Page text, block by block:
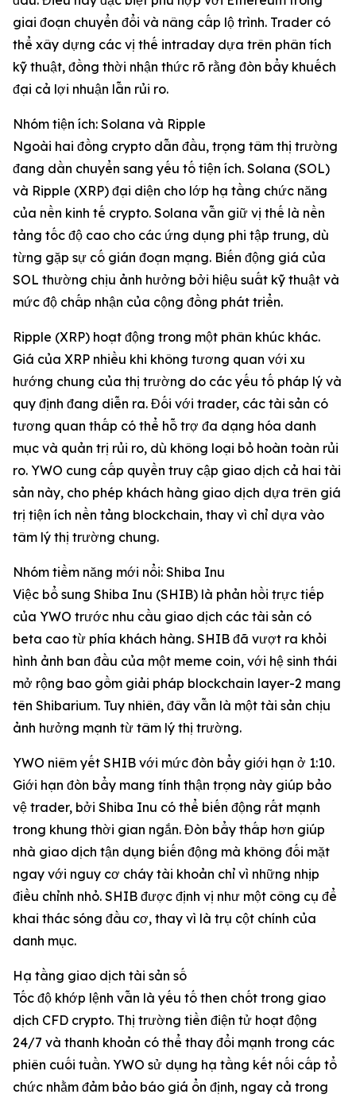
giai đoạn chuyển đổi và nâng cấp lộ trình. Trader có
thể xây dựng các vị thế intraday dựa trên phân tích
kỹ thuật, đồng thời nhận thức rõ rằng đòn bẩy khuếch
đại cả lợi nhuận lẫn rủi ro.
Nhóm tiện ích: Solana và Ripple
Ngoài hai đồng crypto dẫn đầu, trọng tâm thị trường
đang dần chuyển sang yếu tố tiện ích. Solana (SOL)
và Ripple (XRP) đại diện cho lớp hạ tầng chức năng
của nền kinh tế crypto. Solana vẫn giữ vị thế là nền
tảng tốc độ cao cho các ứng dụng phi tập trung, dù
từng gặp sự cố gián đoạn mạng. Biến động giá của
SOL thường chịu ảnh hưởng bởi hiệu suất kỹ thuật và
mức độ chấp nhận của cộng đồng phát triển.
Ripple (XRP) hoạt động trong một phân khúc khác.
Giá của XRP nhiều khi không tương quan với xu
hướng chung của thị trường do các yếu tố pháp lý và
quy định đang diễn ra. Đối với trader, các tài sản có
tương quan thấp có thể hỗ trợ đa dạng hóa danh
mục và quản trị rủi ro, dù không loại bỏ hoàn toàn rủi
ro. YWO cung cấp quyền truy cập giao dịch cả hai tài
sản này, cho phép khách hàng giao dịch dựa trên giá
trị tiện ích nền tảng blockchain, thay vì chỉ dựa vào
tâm lý thị trường chung.
Nhóm tiềm năng mới nổi: Shiba Inu
Việc bổ sung Shiba Inu (SHIB) là phản hồi trực tiếp
của YWO trước nhu cầu giao dịch các tài sản có
beta cao từ phía khách hàng. SHIB đã vượt ra khỏi
hình ảnh ban đầu của một meme coin, với hệ sinh thái
mở rộng bao gồm giải pháp blockchain layer-2 mang
tên Shibarium. Tuy nhiên, đây vẫn là một tài sản chịu
ảnh hưởng mạnh từ tâm lý thị trường.
YWO niêm yết SHIB với mức đòn bẩy giới hạn ở 1:10.
Giới hạn đòn bẩy mang tính thận trọng này giúp bảo
vệ trader, bởi Shiba Inu có thể biến động rất mạnh
trong khung thời gian ngắn. Đòn bẩy thấp hơn giúp
nhà giao dịch tận dụng biến động mà không đối mặt
ngay với nguy cơ cháy tài khoản chỉ vì những nhịp
điều chỉnh nhỏ. SHIB được định vị như một công cụ để
khai thác sóng đầu cơ, thay vì là trụ cột chính của
danh mục.
Hạ tầng giao dịch tài sản số
Tốc độ khớp lệnh vẫn là yếu tố then chốt trong giao
dịch CFD crypto. Thị trường tiền điện tử hoạt động
24/7 và thanh khoản có thể thay đổi mạnh trong các
phiên cuối tuần. YWO sử dụng hạ tầng kết nối cấp tổ
chức nhằm đảm bảo báo giá ổn định, ngay cả trong